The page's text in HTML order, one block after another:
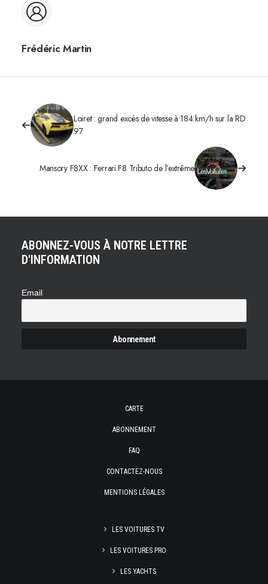
Frédéric Martin
Loiret : grand excès de vitesse à 184 km/h sur la RD
97
Mansory F8XX : Ferrari F8 Tributo de l’extrême
ABONNEZ-VOUS À NOTRE LETTRE
D'INFORMATION
Email
CARTE
ABONNEMENT
FAQ
CONTACTEZ-NOUS
MENTIONS LÉGALES
LES VOITURES TV
LES VOITURES PRO
LES YACHTS